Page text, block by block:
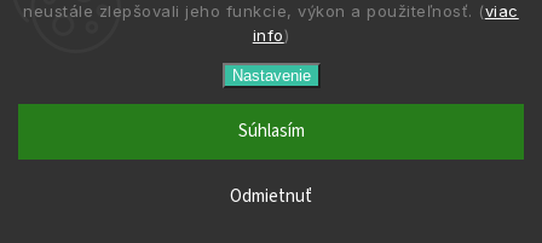
neustále zlepšovali jeho funkcie, výkon a použiteľnosť. (viac
info)
Nastavenie
Odmietnuť
Súhlasím